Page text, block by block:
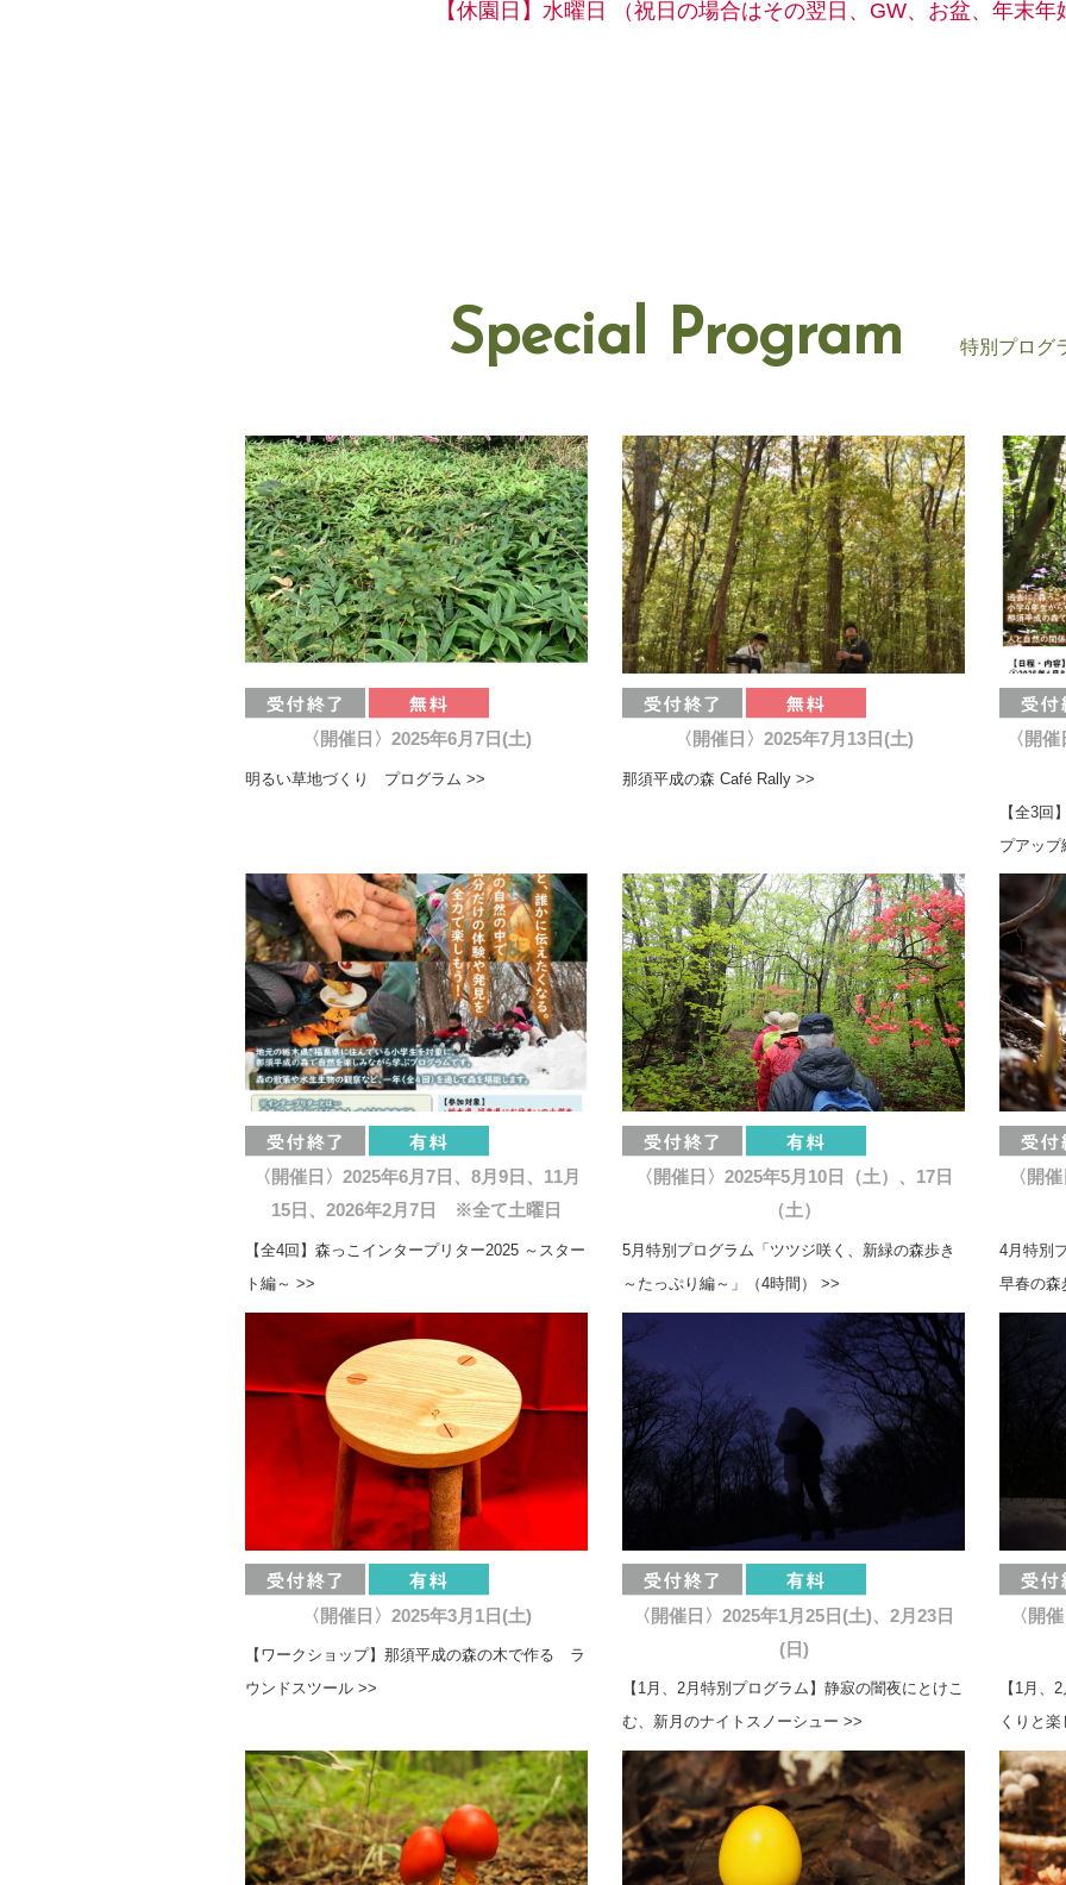
【休園日】水曜日
（祝日の場合はその翌日、GW、お盆、年末年
Special Program 特別プログ
〈開催日〉2025年6月7日(土)
明るい草地づくり プログラム >>
〈開催日〉2025年7月13日(土)
那須平成の森 Café Rally >>
〈開
【全3回
プアップ
〈開催日〉2025年6月7日、8月9日、11月
15日、2026年2月7日 ※全て土曜日
【全4回】森っこインタープリター2025 ～スター
ト編～ >>
〈開催日〉2025年5月10日（土）、17日
（土）
5月特別プログラム「ツツジ咲く、新緑の森歩き
～たっぷり編～」（4時間） >>
〈開
4月特別
早春の森
〈開催日〉2025年3月1日(土)
【ワークショップ】那須平成の森の木で作る ラ
ウンドスツール >>
〈開催日〉2025年1月25日(土)、2月23日
(日)
【1月、2月特別プログラム】静寂の闇夜にとけこ
む、新月のナイトスノーシュー >>
〈開
【1月、
くりと